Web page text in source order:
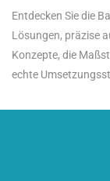
Entdecken Sie die
Lösungen, präzise
Konzepte, die
echte